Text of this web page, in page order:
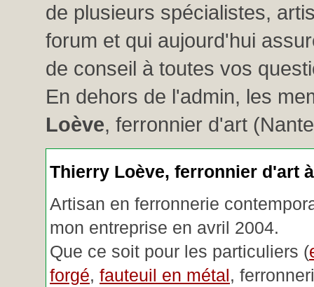
de plusieurs spécialistes,
forum et qui aujourd'hui
de conseil à toutes vos
En dehors de l'admin, les
Loève, ferronnier d'art
Thierry Loève, ferronnier d'art
Artisan en ferronnerie
mon entreprise en avril 2004.
Que ce soit pour les particuliers (
forgé, fauteuil en métal,